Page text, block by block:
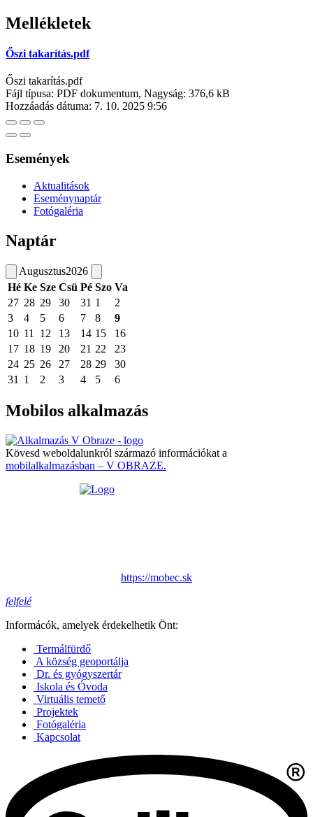
Mellékletek
Őszi takarítás.pdf
Őszi takarítás.pdf
Fájl típusa: PDF dokumentum, Nagyság: 376,6 kB
Hozzáadás dátuma: 7. 10. 2025 9:56
Események
Aktualitások
Eseménynaptár
Fotógaléria
Naptár
Augusztus2026
Hé Ke Sze Csü Pé Szo Va
27 28 29 30 31 1
2
3
4 5 6 7 8
9
10 11 12 13 14 15
16
17 18 19 20 21 22
23
24 25 26 27 28 29
30
31
1 2 3 4 5 6
Mobilos alkalmazás
Kövesd weboldalunkról származó információkat a
mobilalkalmazásban – V OBRAZE.
https://mobec.sk
felfelé
Informácók, amelyek érdekelhetik Önt:
Termálfürdő
A község geoportálja
Dr. és gyógyszertár
Iskola és Óvoda
Virtuális temető
Projektek
Fotógaléria
Kapcsolat